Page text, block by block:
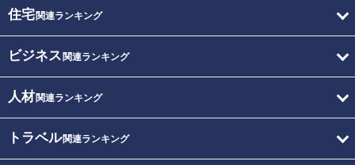
住宅関連ランキング
ビジネス 関連ランキング
人材関連ランキング
トラベル関連ランキング